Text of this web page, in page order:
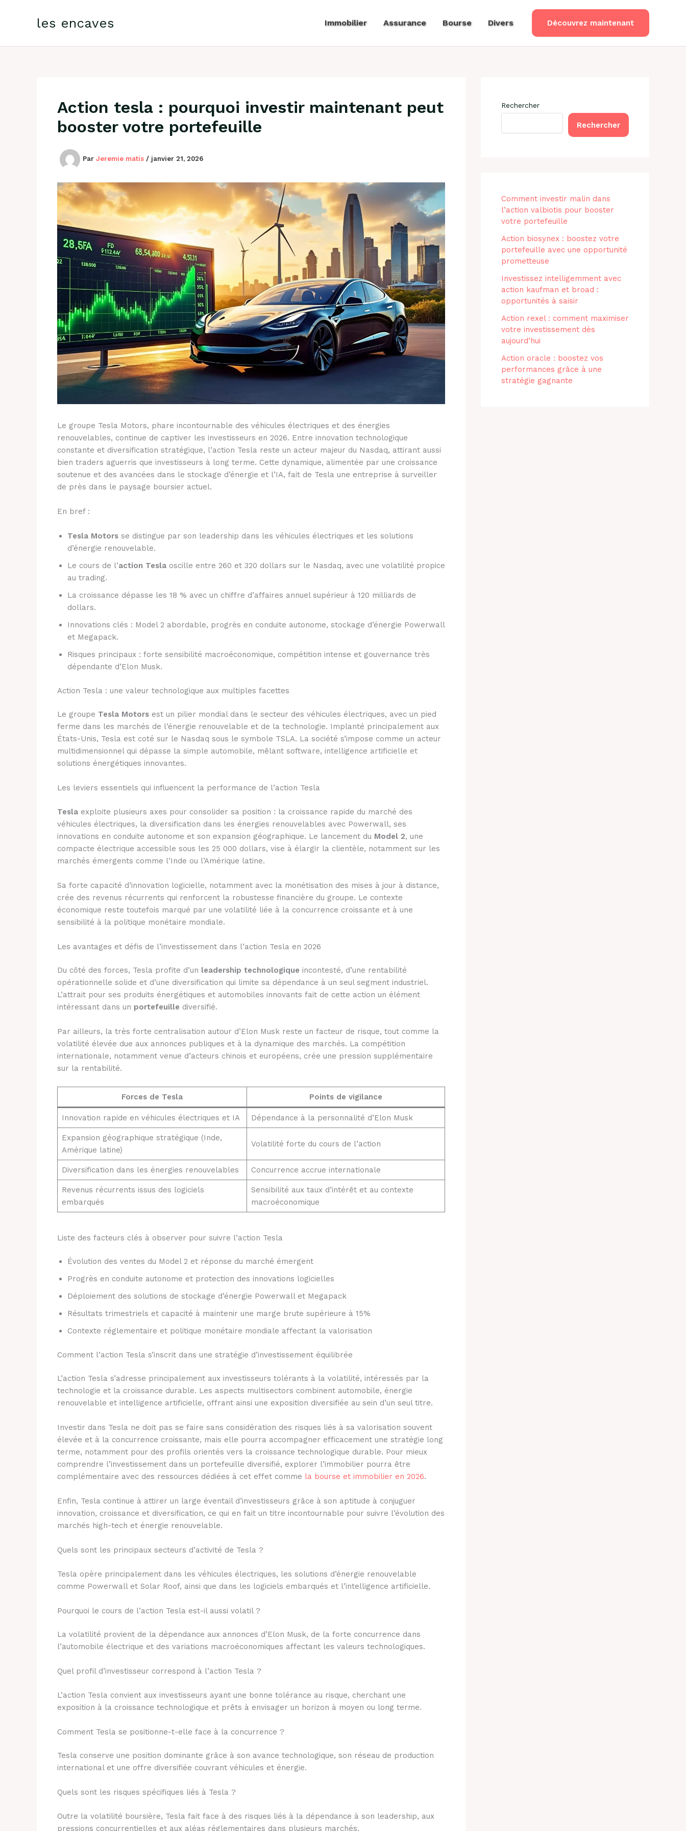
les encaves Immobilier Assurance Bourse Divers Découvrez maintenant
Action tesla : pourquoi investir maintenant peut
booster votre portefeuille
Par Jeremie matis / janvier 21, 2026
Le groupe Tesla Motors, phare incontournable des véhicules électriques et des énergies
renouvelables, continue de captiver les investisseurs en 2026. Entre innovation technologique
constante et diversification stratégique, l’action Tesla reste un acteur majeur du Nasdaq, attirant aussi
bien traders aguerris que investisseurs à long terme. Cette dynamique, alimentée par une croissance
soutenue et des avancées dans le stockage d’énergie et l’IA, fait de Tesla une entreprise à surveiller
de près dans le paysage boursier actuel.
En bref :
Tesla Motors se distingue par son leadership dans les véhicules électriques et les solutions
d’énergie renouvelable.
Le cours de l’action Tesla oscille entre 260 et 320 dollars sur le Nasdaq, avec une volatilité propice
au trading.
La croissance dépasse les 18 % avec un chiffre d’affaires annuel supérieur à 120 milliards de
dollars.
Innovations clés : Model 2 abordable, progrès en conduite autonome, stockage d’énergie Powerwall
et Megapack.
Risques principaux : forte sensibilité macroéconomique, compétition intense et gouvernance très
dépendante d’Elon Musk.
Action Tesla : une valeur technologique aux multiples facettes
Le groupe Tesla Motors est un pilier mondial dans le secteur des véhicules électriques, avec un pied
ferme dans les marchés de l’énergie renouvelable et de la technologie. Implanté principalement aux
États-Unis, Tesla est coté sur le Nasdaq sous le symbole TSLA. La société s’impose comme un acteur
multidimensionnel qui dépasse la simple automobile, mêlant software, intelligence artificielle et
solutions énergétiques innovantes.
Les leviers essentiels qui influencent la performance de l’action Tesla
Tesla exploite plusieurs axes pour consolider sa position : la croissance rapide du marché des
véhicules électriques, la diversification dans les énergies renouvelables avec Powerwall, ses
innovations en conduite autonome et son expansion géographique. Le lancement du Model 2, une
compacte électrique accessible sous les 25 000 dollars, vise à élargir la clientèle, notamment sur les
marchés émergents comme l’Inde ou l’Amérique latine.
Sa forte capacité d’innovation logicielle, notamment avec la monétisation des mises à jour à distance,
crée des revenus récurrents qui renforcent la robustesse financière du groupe. Le contexte
économique reste toutefois marqué par une volatilité liée à la concurrence croissante et à une
sensibilité à la politique monétaire mondiale.
Les avantages et défis de l’investissement dans l’action Tesla en 2026
Du côté des forces, Tesla profite d’un leadership technologique incontesté, d’une rentabilité
opérationnelle solide et d’une diversification qui limite sa dépendance à un seul segment industriel.
L’attrait pour ses produits énergétiques et automobiles innovants fait de cette action un élément
intéressant dans un portefeuille diversifié.
Par ailleurs, la très forte centralisation autour d’Elon Musk reste un facteur de risque, tout comme la
volatilité élevée due aux annonces publiques et à la dynamique des marchés. La compétition
internationale, notamment venue d’acteurs chinois et européens, crée une pression supplémentaire
sur la rentabilité.
Forces de Tesla Points de vigilance
Innovation rapide en véhicules électriques et IA Dépendance à la personnalité d’Elon Musk
Expansion géographique stratégique (Inde,
Amérique latine)
Volatilité forte du cours de l’action
Diversification dans les énergies renouvelables Concurrence accrue internationale
Revenus récurrents issus des logiciels
embarqués
Sensibilité aux taux d’intérêt et au contexte
macroéconomique
Liste des facteurs clés à observer pour suivre l’action Tesla
Évolution des ventes du Model 2 et réponse du marché émergent
Progrès en conduite autonome et protection des innovations logicielles
Déploiement des solutions de stockage d’énergie Powerwall et Megapack
Résultats trimestriels et capacité à maintenir une marge brute supérieure à 15%
Contexte réglementaire et politique monétaire mondiale affectant la valorisation
Comment l’action Tesla s’inscrit dans une stratégie d’investissement équilibrée
L’action Tesla s’adresse principalement aux investisseurs tolérants à la volatilité, intéressés par la
technologie et la croissance durable. Les aspects multisectors combinent automobile, énergie
renouvelable et intelligence artificielle, offrant ainsi une exposition diversifiée au sein d’un seul titre.
Investir dans Tesla ne doit pas se faire sans considération des risques liés à sa valorisation souvent
élevée et à la concurrence croissante, mais elle pourra accompagner efficacement une stratégie long
terme, notamment pour des profils orientés vers la croissance technologique durable. Pour mieux
comprendre l’investissement dans un portefeuille diversifié, explorer l’immobilier pourra être
complémentaire avec des ressources dédiées à cet effet comme la bourse et immobilier en 2026.
Enfin, Tesla continue à attirer un large éventail d’investisseurs grâce à son aptitude à conjuguer
innovation, croissance et diversification, ce qui en fait un titre incontournable pour suivre l’évolution des
marchés high-tech et énergie renouvelable.
Quels sont les principaux secteurs d’activité de Tesla ?
Tesla opère principalement dans les véhicules électriques, les solutions d’énergie renouvelable
comme Powerwall et Solar Roof, ainsi que dans les logiciels embarqués et l’intelligence artificielle.
Pourquoi le cours de l’action Tesla est-il aussi volatil ?
La volatilité provient de la dépendance aux annonces d’Elon Musk, de la forte concurrence dans
l’automobile électrique et des variations macroéconomiques affectant les valeurs technologiques.
Quel profil d’investisseur correspond à l’action Tesla ?
L’action Tesla convient aux investisseurs ayant une bonne tolérance au risque, cherchant une
exposition à la croissance technologique et prêts à envisager un horizon à moyen ou long terme.
Comment Tesla se positionne-t-elle face à la concurrence ?
Tesla conserve une position dominante grâce à son avance technologique, son réseau de production
international et une offre diversifiée couvrant véhicules et énergie.
Quels sont les risques spécifiques liés à Tesla ?
Outre la volatilité boursière, Tesla fait face à des risques liés à la dépendance à son leadership, aux
pressions concurrentielles et aux aléas réglementaires dans plusieurs marchés.
Rechercher
Rechercher
Comment investir malin dans
l’action valbiotis pour booster
votre portefeuille
Action biosynex : boostez votre
portefeuille avec une opportunité
prometteuse
Investissez intelligemment avec
action kaufman et broad :
opportunités à saisir
Action rexel : comment maximiser
votre investissement dès
aujourd’hui
Action oracle : boostez vos
performances grâce à une
stratégie gagnante